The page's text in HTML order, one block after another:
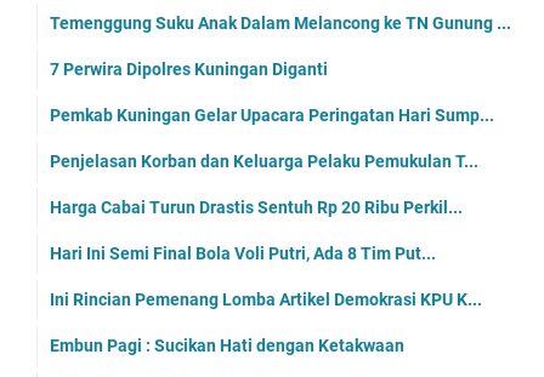
Temenggung Suku Anak Dalam Melancong ke TN Gunung ...
7 Perwira Dipolres Kuningan Diganti
Pemkab Kuningan Gelar Upacara Peringatan Hari Sump...
Penjelasan Korban dan Keluarga Pelaku Pemukulan T...
Harga Cabai Turun Drastis Sentuh Rp 20 Ribu Perkil...
Hari Ini Semi Final Bola Voli Putri, Ada 8 Tim Put...
Ini Rincian Pemenang Lomba Artikel Demokrasi KPU K...
Embun Pagi : Sucikan Hati dengan Ketakwaan